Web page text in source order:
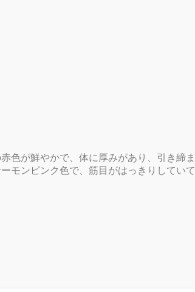
色が鮮やかで、体に厚みがあり、引き締
モンピンク色で、筋目がはっきりしてい